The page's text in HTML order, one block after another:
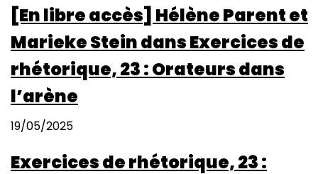
[En libre accès] Hélène Parent et
Marieke Stein dans Exercices de
rhétorique, 23 : Orateurs dans
l’arène
19/05/2025
Exercices de rhétorique, 23 :